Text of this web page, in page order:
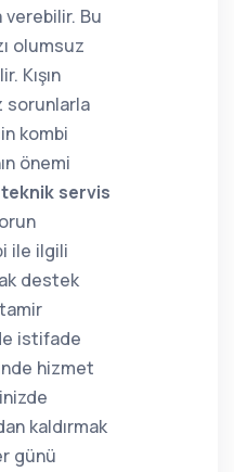
verebilir. Bu
olumsuz
Kışın
sorunlarla
kombi
önemi
servis
ile ilgili
destek
istifade
hizmet
kaldırmak
günü